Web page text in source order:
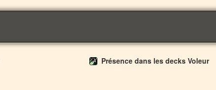
Présence dans les decks Voleur